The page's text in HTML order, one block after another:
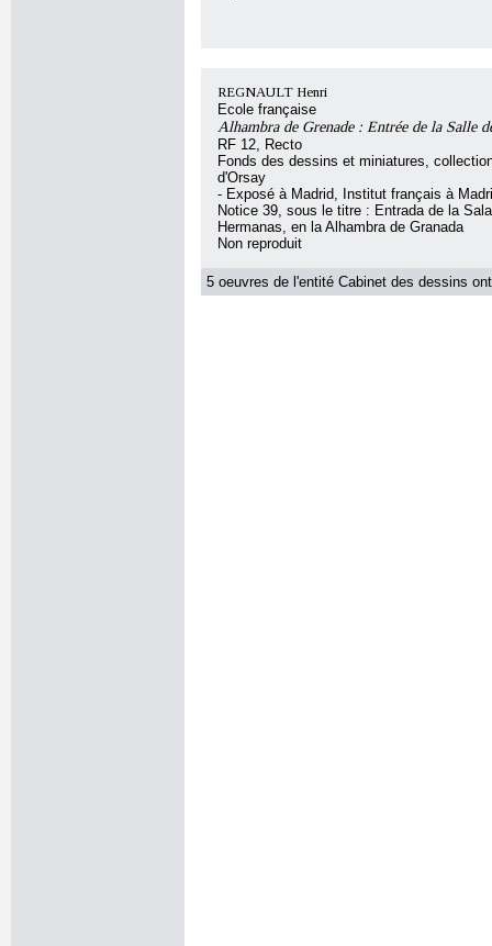
REGNAULT Henri
Ecole française
Alhambra de Grenade : Entrée de la Salle
RF 12, Recto
Fonds des dessins et miniatures,
d'Orsay
- Exposé à Madrid, Institut français à
Notice 39, sous le titre : Entrada de la
Hermanas, en la Alhambra de Granada
Non reproduit
5 oeuvres de l'entité Cabinet des dessins